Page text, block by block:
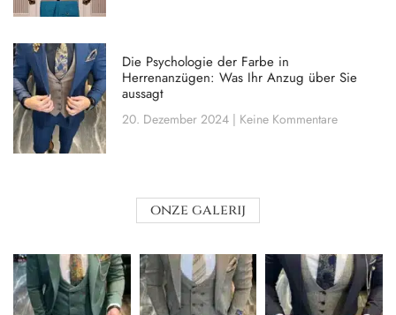
Die Psychologie der Farbe in
Herrenanzügen: Was Ihr Anzug über Sie
aussagt
20. Dezember 2024 Keine Kommentare
onze galerij